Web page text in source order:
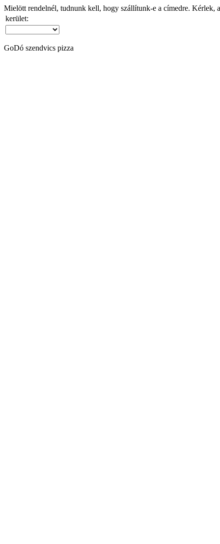
Mielött rendelnél, tudnunk kell, hogy szállítunk-e a címedre. Kérlek,
kerület:
GoDó szendvics pizza